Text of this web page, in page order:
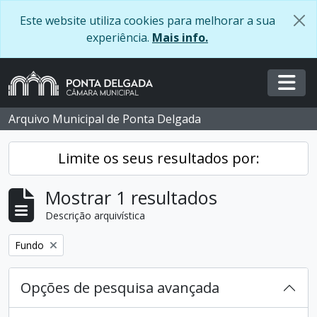
Este website utiliza cookies para melhorar a sua
experiência. Mais info.
Arquivo Municipal de Ponta Delgada
Limite os seus resultados por:
Mostrar 1 resultados
Descrição arquivística
Remover filtro:
Fundo
Opções de pesquisa avançada